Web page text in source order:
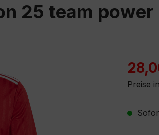
25 team
Preise